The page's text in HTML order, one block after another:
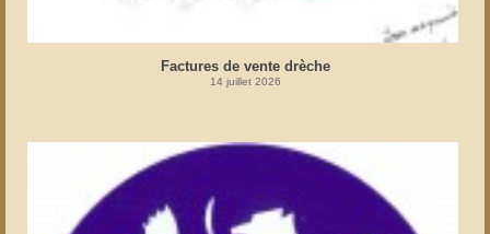
Factures de vente drèche
14 juillet 2026